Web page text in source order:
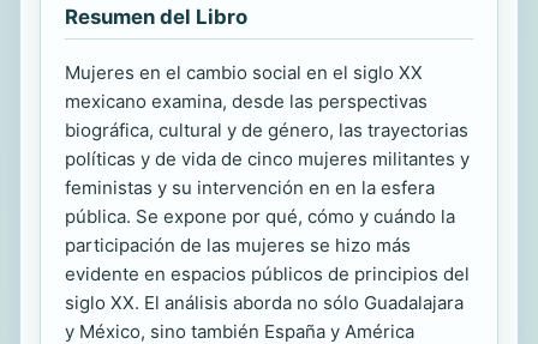
Resumen del Libro
Mujeres en el cambio social en el siglo XX
mexicano examina, desde las perspectivas
biográfica, cultural y de género, las trayectorias
políticas y de vida de cinco mujeres militantes y
feministas y su intervención en en la esfera
pública. Se expone por qué, cómo y cuándo la
participación de las mujeres se hizo más
evidente en espacios públicos de principios del
siglo XX. El análisis aborda no sólo Guadalajara
y México, sino también España y América